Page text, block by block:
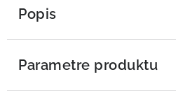
Popis
Parametre produktu